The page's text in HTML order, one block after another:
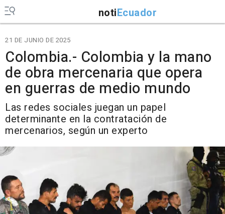
notiEcuador
21 DE JUNIO DE 2025
Colombia.- Colombia y la mano
de obra mercenaria que opera
en guerras de medio mundo
Las redes sociales juegan un papel
determinante en la contratación de
mercenarios, según un experto